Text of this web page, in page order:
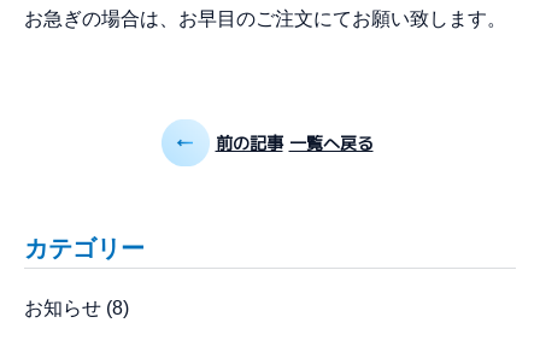
お急ぎの場合は、お早目のご注文にてお願い致します。
前の記事 一覧へ戻る
カテゴリー
お知らせ (8)